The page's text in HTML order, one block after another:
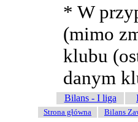
* W
(mimo
klubu
danym
Bilans - I liga
Strona główna Bilans